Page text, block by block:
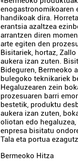
enogastronomikoaren
handikoak dira.
erantsia azaltzea
arrantzen diren
arte egiten den
Bisitariek, hortaz,
aukera izan zuten.
Bideguren, Bermeoko
bulegoko teknikariek
Hegaluzearen zein
prozesuaren barri
bestetik, produktu
aukera izan zuten,
oliotan edo
enpresa bisitatu
Tala eta portua
Bermeoko Hitza